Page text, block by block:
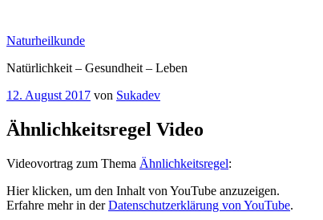
springen
Naturheilkunde
Natürlichkeit – Gesundheit – Leben
Veröffentlicht
12. August 2017 von Sukadev
Ähnlichkeitsregel Video
Videovortrag zum Thema Ähnlichkeitsregel:
„Ähnlichkeitsregel“
von
YouTube
Hier klicken, um den Inhalt von YouTube anzuzeigen.
Erfahre mehr in derDatenschutzerklärung von YouTube.